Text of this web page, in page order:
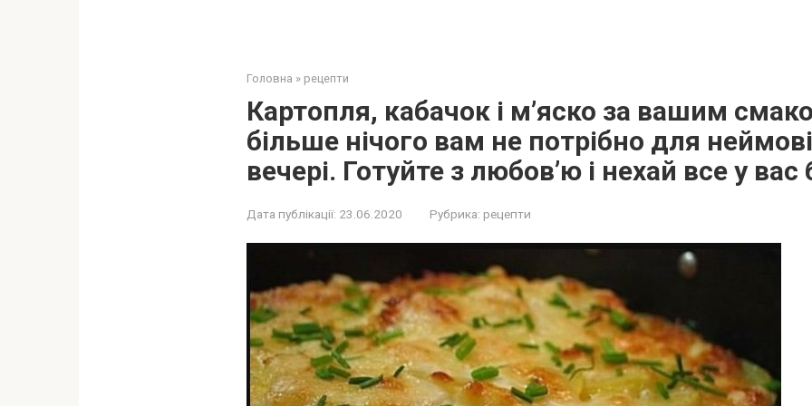
Головна » рецепти
Картопля, кабачок і м’яско за вашим
більше нічого вам не потрібно для
вечері. Готуйте з любов’ю і нехай все у
Дата публікації: 23.06.2020 Рубрика: рецепти